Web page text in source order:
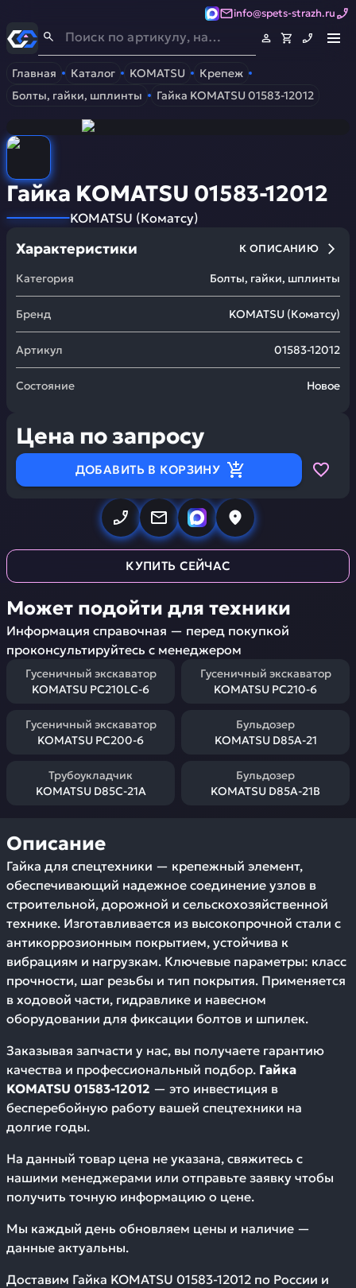
info@spets-strazh.ru
Спец-Страж- Запчасти для спецтехники
Главная Каталог KOMATSU
Крепеж
Болты, гайки, шплинты
Гайка KOMATSU 01583-12012
Гайка KOMATSU 01583-12012
KOMATSU (Коматсу)
Характеристики К ОПИСАНИЮ
Категория Болты, гайки, шплинты
Бренд KOMATSU (Коматсу)
Артикул 01583-12012
Состояние Новое
Цена по запросу
ДОБАВИТЬ В КОРЗИНУ
КУПИТЬ СЕЙЧАС
Может подойти для техники
Информация справочная — перед покупкой
проконсультируйтесь с менеджером
Гусеничный экскаватор
KOMATSU PC210LC-6
Гусеничный экскаватор
KOMATSU PC210-6
Гусеничный экскаватор
KOMATSU PC200-6
Бульдозер
KOMATSU D85A-21
Трубоукладчик
KOMATSU D85C-21A
Бульдозер
KOMATSU D85A-21B
Описание
Гайка для спецтехники — крепежный элемент,
обеспечивающий надежное соединение узлов в
строительной, дорожной и сельскохозяйственной
технике. Изготавливается из высокопрочной стали с
антикоррозионным покрытием, устойчива к
вибрациям и нагрузкам. Ключевые параметры: класс
прочности, шаг резьбы и тип покрытия. Применяется
в ходовой части, гидравлике и навесном
оборудовании для фиксации болтов и шпилек.
Заказывая запчасти у нас, вы получаете гарантию
качества и профессиональный подбор. Гайка
KOMATSU 01583-12012 — это инвестиция в
бесперебойную работу вашей спецтехники на
долгие годы.
На данный товар цена не указана, свяжитесь с
нашими менеджерами или отправьте заявку чтобы
получить точную информацию о цене.
Мы каждый день обновляем цены и наличие —
данные актуальны.
Доставим Гайка KOMATSU 01583-12012 по России и